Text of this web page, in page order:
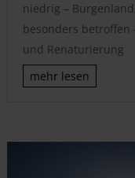
niedrig –
besonders betroffen
und Renaturierung
mehr lesen